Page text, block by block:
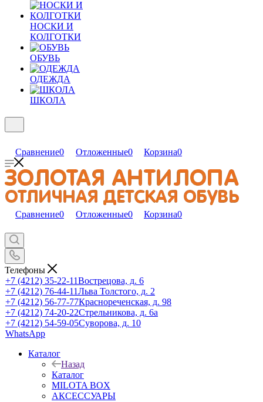
НОСКИ И
КОЛГОТКИ
ОБУВЬ
ОДЕЖДА
ШКОЛА
Сравнение0 Отложенные0 Корзина0
Сравнение0 Отложенные0 Корзина0
Телефоны
+7 (4212) 35-22-11Вострецова, д. 6
+7 (4212) 76-44-11Льва Толстого, д. 2
+7 (4212) 56-77-77Краснореченская, д. 98
+7 (4212) 74-20-22Стрельникова, д. 6а
+7 (4212) 54-59-05Суворова, д. 10
WhatsApp
Каталог
Назад
Каталог
MILOTA BOX
АКСЕССУАРЫ